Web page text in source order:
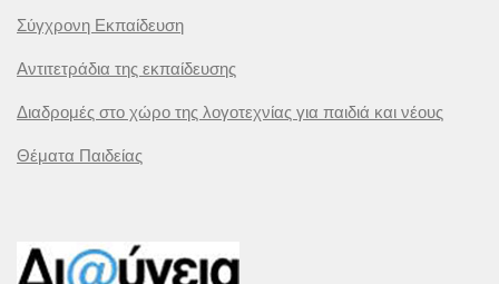
Σύγχρονη Εκπαίδευση
Αντιτετράδια της εκπαίδευσης
Διαδρομές στο χώρο της λογοτεχνίας για παιδιά και νέους
Θέματα Παιδείας